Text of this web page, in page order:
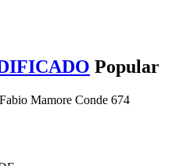
Popular
Fabio Mamore Conde 674